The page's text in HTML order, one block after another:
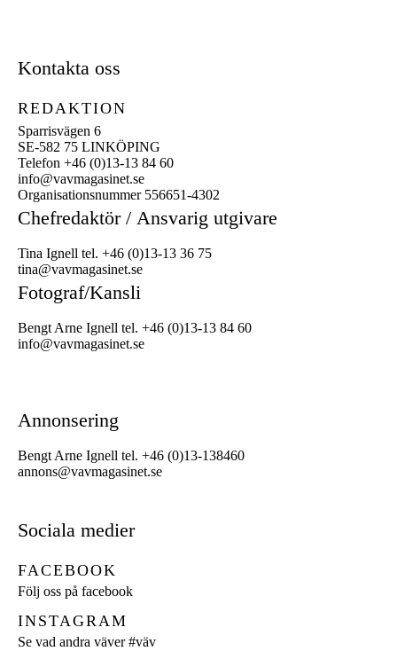
Kontakta oss
REDAKTION
Sparrisvägen 6
SE-582 75 LINKÖPING
Telefon +46 (0)13-13 84 60
info@vavmagasinet.se
Organisationsnummer 556651-4302
Chefredaktör / Ansvarig utgivare
Tina Ignell tel. +46 (0)13-13 36 75
tina@vavmagasinet.se
Fotograf/Kansli
Bengt Arne Ignell tel. +46 (0)13-13 84 60
info@vavmagasinet.se
Annonsering
Bengt Arne Ignell tel. +46 (0)13-138460
annons@vavmagasinet.se
Sociala medier
FACEBOOK
Följ oss på facebook
INSTAGRAM
Se vad andra väver#väv